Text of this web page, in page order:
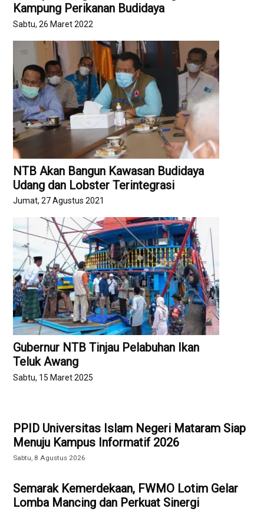
Kampung Perikanan Budidaya
Sabtu, 26 Maret 2022
NTB Akan Bangun Kawasan Budidaya
Udang dan Lobster Terintegrasi
Jumat, 27 Agustus 2021
Gubernur NTB Tinjau Pelabuhan Ikan
Teluk Awang
Sabtu, 15 Maret 2025
PPID Universitas Islam Negeri Mataram Siap
Menuju Kampus Informatif 2026
Sabtu, 8 Agustus 2026
Semarak Kemerdekaan, FWMO Lotim Gelar
Lomba Mancing dan Perkuat Sinergi